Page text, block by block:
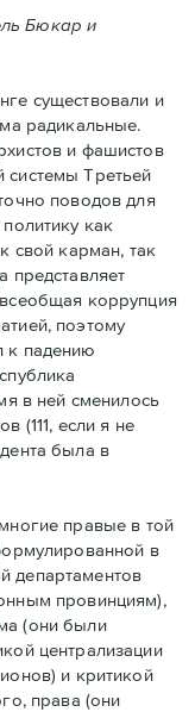
Бюкар и
существовали и
радикальные.
и фашистов
системы Третьей
поводов для
как
свой карман, так
представляет
коррупция
поэтому
к падению
в ней сменилось
(111, если я не
была в
правые в той
в
департаментов
провинциям),
(они были
централизации
и критикой
права (они